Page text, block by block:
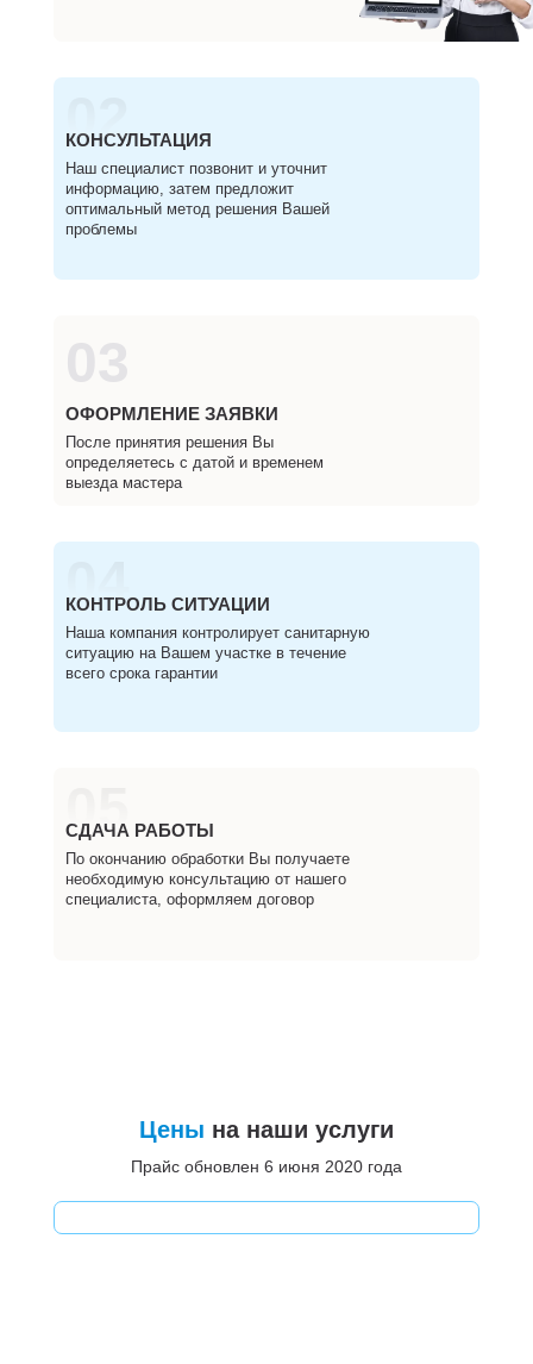
02
КОНСУЛЬТАЦИЯ
Наш специалист позвонит и уточнит
информацию, затем предложит
оптимальный метод решения Вашей
проблемы
ОФОРМЛЕНИЕ ЗАЯВКИ
После принятия решения Вы
определяетесь с датой и временем
выезда мастера
04
КОНТРОЛЬ СИТУАЦИИ
Наша компания контролирует санитарную
ситуацию на Вашем участке в течение
всего срока гарантии
05
СДАЧА РАБОТЫ
По окончанию обработки Вы получаете
необходимую консультацию от нашего
специалиста, оформляем договор
Цены на наши услуги
Прайс обновлен 6 июня 2020 года